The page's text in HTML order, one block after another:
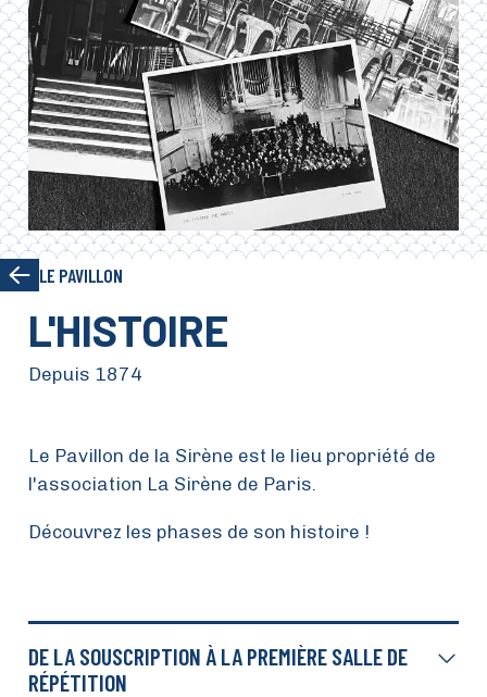
LE PAVILLON
L'HISTOIRE
Depuis 1874
Le Pavillon de la Sirène est le lieu propriété de
l'association La Sirène de Paris.
Découvrez les phases de son histoire !
DE LA SOUSCRIPTION À LA PREMIÈRE SALLE DE
RÉPÉTITION